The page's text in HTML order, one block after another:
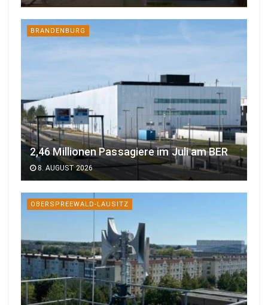
BRANDENBURG
2,46 Millionen Passagiere im Juli am BER
8. AUGUST 2026
OBERSPREEWALD-LAUSITZ